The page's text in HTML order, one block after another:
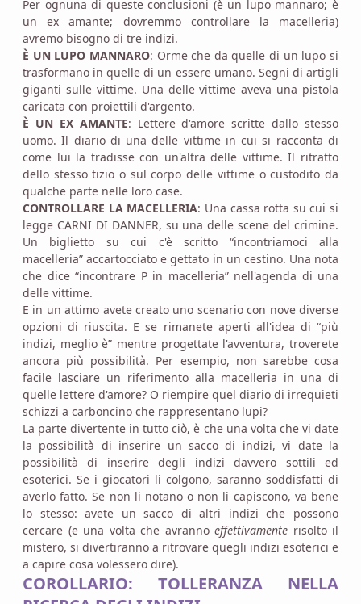
Per ognuna di queste conclusioni (è un lupo mannaro; è
un ex amante; dovremmo controllare la macelleria)
avremo bisogno di tre indizi.
È UN LUPO MANNARO: Orme che da quelle di un lupo si
trasformano in quelle di un essere umano. Segni di artigli
giganti sulle vittime. Una delle vittime aveva una pistola
caricata con proiettili d'argento.
È UN EX AMANTE: Lettere d'amore scritte dallo stesso
uomo. Il diario di una delle vittime in cui si racconta di
come lui la tradisse con un'altra delle vittime. Il ritratto
dello stesso tizio o sul corpo delle vittime o custodito da
qualche parte nelle loro case.
CONTROLLARE LA MACELLERIA: Una cassa rotta su cui si
legge CARNI DI DANNER, su una delle scene del crimine.
Un biglietto su cui c'è scritto “incontriamoci alla
macelleria” accartocciato e gettato in un cestino. Una nota
che dice “incontrare P in macelleria” nell'agenda di una
delle vittime.
E in un attimo avete creato uno scenario con nove diverse
opzioni di riuscita. E se rimanete aperti all'idea di “più
indizi, meglio è” mentre progettate l'avventura, troverete
ancora più possibilità. Per esempio, non sarebbe cosa
facile lasciare un riferimento alla macelleria in una di
quelle lettere d'amore? O riempire quel diario di irrequieti
schizzi a carboncino che rappresentano lupi?
La parte divertente in tutto ciò, è che una volta che vi date
la possibilità di inserire un sacco di indizi, vi date la
possibilità di inserire degli indizi davvero sottili ed
esoterici. Se i giocatori li colgono, saranno soddisfatti di
averlo fatto. Se non li notano o non li capiscono, va bene
lo stesso: avete un sacco di altri indizi che possono
cercare (e una volta che avranno effettivamente risolto il
mistero, si divertiranno a ritrovare quegli indizi esoterici e
a capire cosa volessero dire).
COROLLARIO: TOLLERANZA NELLA